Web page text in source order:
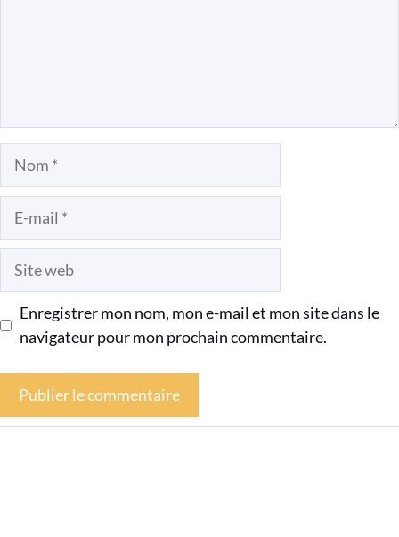
Enregistrer mon nom, mon e-mail et mon site dans le
navigateur pour mon prochain commentaire.